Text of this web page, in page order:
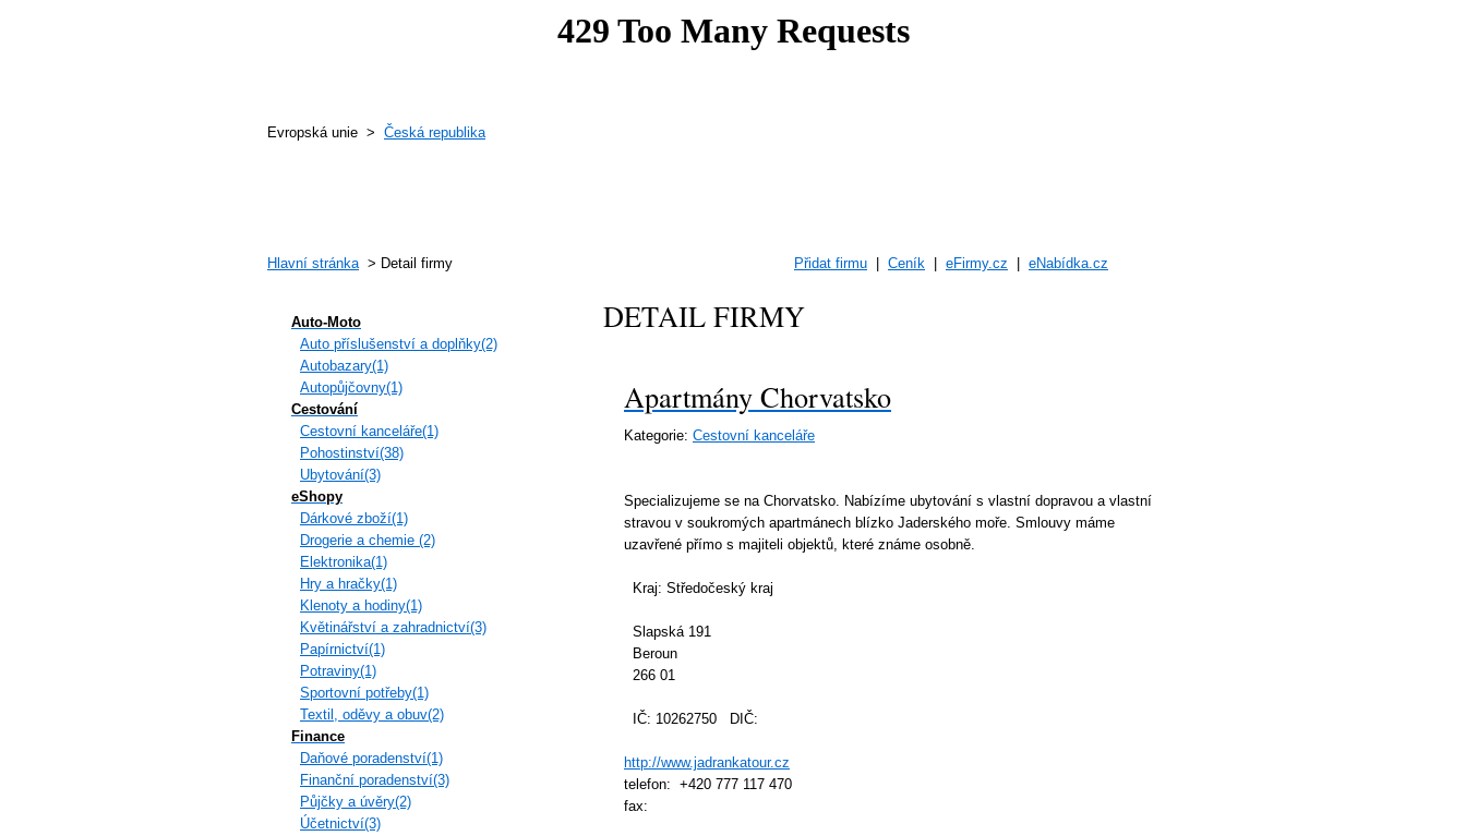
Evropská unie > Česká republika
Hlavní stránka> Detail firmy Přidat firmu Ceník eFirmy.cz eNabídka.cz
Auto-Moto
Auto příslušenství a doplňky(2)
Autobazary(1)
Autopůjčovny(1)
Cestování
Cestovní kanceláře(1)
Pohostinství(38)
Ubytování(3)
eShopy
Dárkové zboží(1)
Drogerie a chemie (2)
Elektronika(1)
Hry a hračky(1)
Klenoty a hodiny(1)
Květinářství a zahradnictví(3)
Papírnictví(1)
Potraviny(1)
Sportovní potřeby(1)
Textil, oděvy a obuv(2)
Finance
Daňové poradenství(1)
Finanční poradenství(3)
Půjčky a úvěry(2)
Účetnictví(3)
DETAIL FIRMY
Apartmány Chorvatsko
Kategorie: Cestovní kanceláře
Specializujeme se na Chorvatsko. Nabízíme ubytování s vlastní dopravou a vlastní
stravou v soukromých apartmánech blízko Jaderského moře. Smlouvy máme
uzavřené přímo s majiteli objektů, které známe osobně.
Kraj: Středočeský kraj
Slapská 191
Beroun
266 01
IČ: 10262750 DIČ:
http://www.jadrankatour.cz
telefon: +420 777 117 470
fax: